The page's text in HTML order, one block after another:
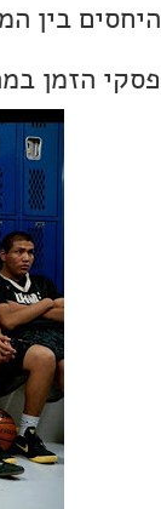
היחסים בין
פסקי הזמן